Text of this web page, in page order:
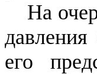
На
его